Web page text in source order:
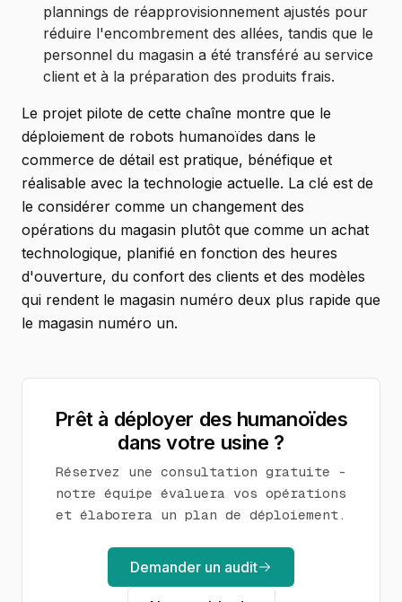
plannings de réapprovisionnement ajustés pour
réduire l'encombrement des allées, tandis que le
personnel du magasin a été transféré au service
client et à la préparation des produits frais.
Le projet pilote de cette chaîne montre que le
déploiement de robots humanoïdes dans le
commerce de détail est pratique, bénéfique et
réalisable avec la technologie actuelle. La clé est de
le considérer comme un changement des
opérations du magasin plutôt que comme un achat
technologique, planifié en fonction des heures
d'ouverture, du confort des clients et des modèles
qui rendent le magasin numéro deux plus rapide que
le magasin numéro un.
Prêt à déployer des humanoïdes
dans votre usine ?
Réservez une consultation gratuite -
notre équipe évaluera vos opérations
et élaborera un plan de déploiement.
Demander un audit